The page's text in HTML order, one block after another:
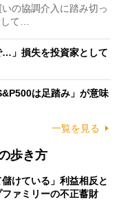
の協調介入に踏み切っ
て…
…」損失を投資家として
は足踏み」が意味
一覧を見る
歩き方
儲けている」利益相反と
ァミリーの不正蓄財